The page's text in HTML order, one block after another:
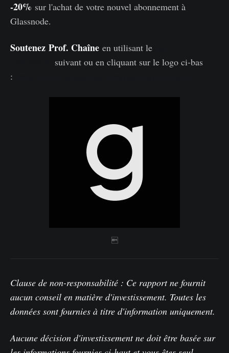
-20% sur l'achat de votre nouvel abonnement à
Glassnode.
Soutenez Prof. Chaîne en utilisant le
suivant ou en cliquant sur le logo ci-bas
:

Clause de non-responsabilité : Ce rapport ne fournit
aucun conseil en matière d'investissement. Toutes les
données sont fournies à titre d'information uniquement.
Aucune décision d'investissement ne doit être basée sur